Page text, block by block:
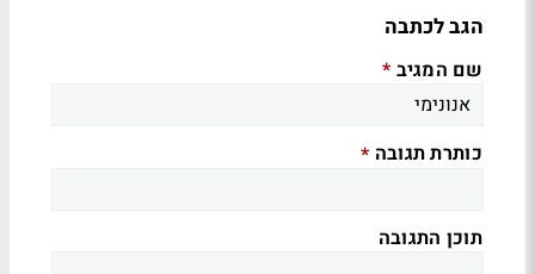
הגב לכתבה
שם המגיב *
כותרת תגובה *
תוכן התגובה